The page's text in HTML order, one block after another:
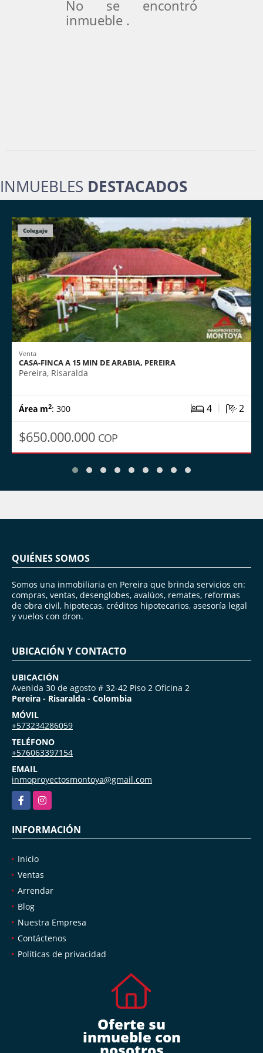
No se encontró
inmueble .
INMUEBLES DESTACADOS
Colegaje
Venta
CASA-FINCA A 15 MIN DE ARABIA, PEREIRA
Pereira, Risaralda
Área m2: 300 4 | 2
$650.000.000 COP
QUIÉNES SOMOS
Somos una inmobiliaria en Pereira que brinda servicios en:
compras, ventas, desenglobes, avalúos, remates, reformas
de obra civil, hipotecas, créditos hipotecarios, asesoría legal
y vuelos con dron.
UBICACIÓN Y CONTACTO
UBICACIÓN
Avenida 30 de agosto # 32-42 Piso 2 Oficina 2
Pereira - Risaralda - Colombia
MÓVIL
+573234286059
TELÉFONO
+576063397154
EMAIL
inmoproyectosmontoya@gmail.com
FacebookInstagram
INFORMACIÓN
Inicio
Ventas
Arrendar
Blog
Nuestra Empresa
Contáctenos
Políticas de privacidad
Oferte su
inmueble con